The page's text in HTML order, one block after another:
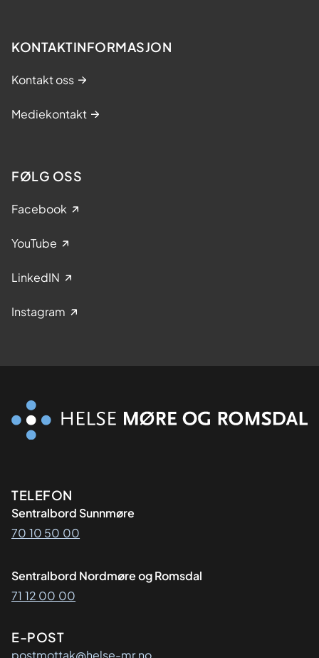
KONTAKTINFORMASJON
Kontakt oss
Mediekontakt
FØLG OSS
Facebook
YouTube
LinkedIN
Instagram
Kontaktinformasjon
TELEFON
Sentralbord Sunnmøre
70 10 50 00
Sentralbord Nordmøre og Romsdal
71 12 00 00
E-POST
postmottak@helse-mr.no